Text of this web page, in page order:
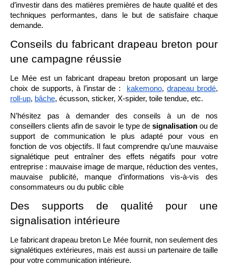
d’investir dans des matières premières de haute qualité et des
techniques performantes, dans le but de satisfaire chaque
demande.
Conseils du fabricant drapeau breton pour
une campagne réussie
Le Mée est un fabricant drapeau breton proposant un large
choix de supports, à l’instar de :
kakemono, drapeau brodé
roll-up, bâche, écusson, sticker, X-spider, toile tendue, etc.
N’hésitez pas à demander des conseils à un de nos
conseillers clients afin de savoir le type de signalisation ou de
support de communication le plus adapté pour vous en
fonction de vos objectifs. Il faut comprendre qu’une mauvaise
signalétique peut entraîner des effets négatifs pour votre
entreprise : mauvaise image de marque, réduction des ventes,
mauvaise publicité, manque d’informations vis-à-vis des
consommateurs ou du public cible
Des supports de qualité pour une
signalisation intérieure
Le fabricant drapeau breton Le Mée fournit, non seulement des
signalétiques extérieures, mais est aussi un partenaire de taille
pour votre communication intérieure.